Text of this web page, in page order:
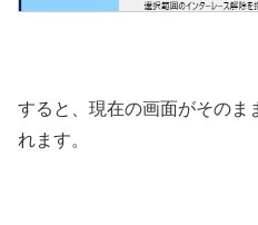
すると、現在の画面がそのま
れます。